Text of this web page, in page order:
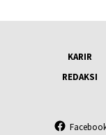
KARIR
REDAKSI